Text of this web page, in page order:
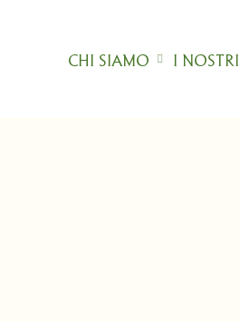
CHI SIAMO I